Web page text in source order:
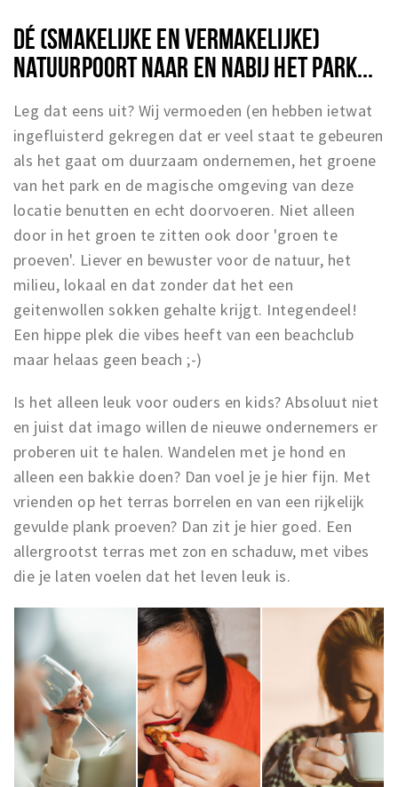
DÉ (SMAKELIJKE EN VERMAKELIJKE)
NATUURPOORT NAAR EN NABIJ HET PARK...
Leg dat eens uit? Wij vermoeden (en hebben ietwat
ingefluisterd gekregen dat er veel staat te gebeuren
als het gaat om duurzaam ondernemen, het groene
van het park en de magische omgeving van deze
locatie benutten en echt doorvoeren. Niet alleen
door in het groen te zitten ook door 'groen te
proeven'. Liever en bewuster voor de natuur, het
milieu, lokaal en dat zonder dat het een
geitenwollen sokken gehalte krijgt. Integendeel!
Een hippe plek die vibes heeft van een beachclub
maar helaas geen beach ;-)
Is het alleen leuk voor ouders en kids? Absoluut niet
en juist dat imago willen de nieuwe ondernemers er
proberen uit te halen. Wandelen met je hond en
alleen een bakkie doen? Dan voel je je hier fijn. Met
vrienden op het terras borrelen en van een rijkelijk
gevulde plank proeven? Dan zit je hier goed. Een
allergrootst terras met zon en schaduw, met vibes
die je laten voelen dat het leven leuk is.